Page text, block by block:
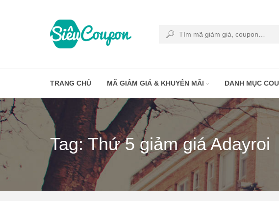
TRANG CHỦ MÃ GIẢM GIÁ & KHUYẾN MÃI DANH MỤC
Tag: Thứ 5 giảm giá Adayroi